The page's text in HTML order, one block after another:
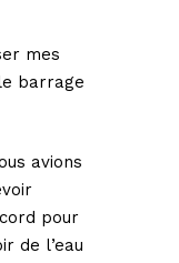
mes
barrage
avions
pour
de l’eau